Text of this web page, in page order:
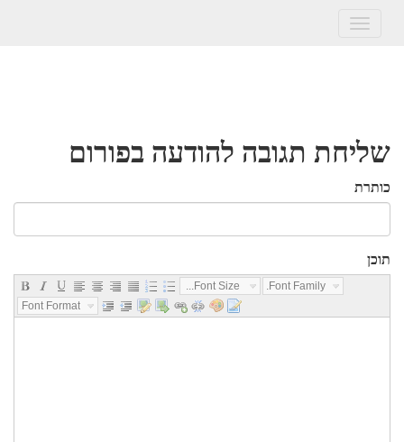
Toggle
שליחת תגובה להודעה בפורום
כותרת
תוכן
Font Size...
Font Family...
Font Format...